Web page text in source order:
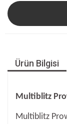
Ürün Bilgisi
Multiblitz
Multiblitz